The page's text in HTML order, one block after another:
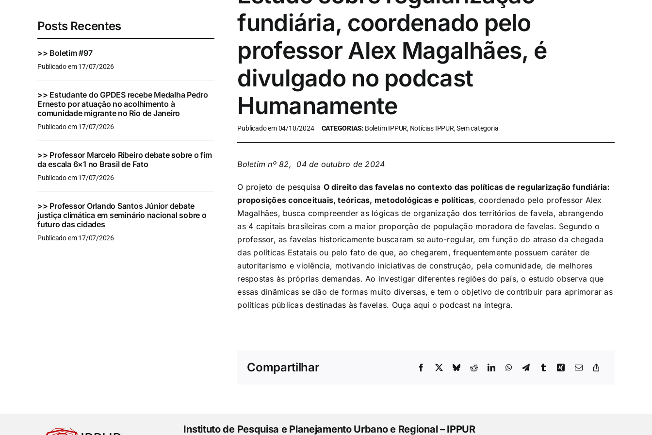
Posts Recentes
>> Boletim #97
Publicado em 17/07/2026
>> Estudante do GPDES recebe Medalha Pedro
Ernesto por atuação no acolhimento à
comunidade migrante no Rio de Janeiro
Publicado em 17/07/2026
>> Professor Marcelo Ribeiro debate sobre o fim
da escala 6×1 no Brasil de Fato
Publicado em 17/07/2026
>> Professor Orlando Santos Júnior debate
justiça climática em seminário nacional sobre o
futuro das cidades
Publicado em 17/07/2026
fundiária, coordenado pelo
professor Alex Magalhães, é
divulgado no podcast
Humanamente
Publicado em 04/10/2024 CATEGORIAS: Boletim IPPUR, Notícias IPPUR, Sem categoria
Boletim nº 82, 04 de outubro de 2024
O projeto de pesquisa O direito das favelas no contexto das políticas de regularização fundiária:
proposições conceituais, teóricas, metodológicas e políticas, coordenado pelo professor Alex
Magalhães, busca compreender as lógicas de organização dos territórios de favela, abrangendo
as 4 capitais brasileiras com a maior proporção de população moradora de favelas. Segundo o
professor, as favelas historicamente buscaram se auto-regular, em função do atraso da chegada
das políticas Estatais ou pelo fato de que, ao chegarem, frequentemente possuem caráter de
autoritarismo e violência, motivando iniciativas de construção, pela comunidade, de melhores
respostas às próprias demandas. Ao investigar diferentes regiões do país, o estudo observa que
essas dinâmicas se dão de formas muito diversas, e tem o objetivo de contribuir para aprimorar as
políticas públicas destinadas às favelas. Ouça aqui o podcast na íntegra.
Compartilhar
Instituto de Pesquisa e Planejamento Urbano e Regional – IPPUR